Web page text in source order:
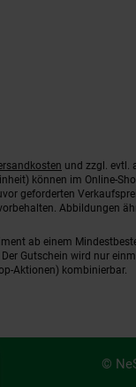
schliessen.
und zzgl. evtl.
können im Online-
geforderten
Abbildungen
ab einem
Gutschein wird nur
Aktionen) kombinierbar.
©